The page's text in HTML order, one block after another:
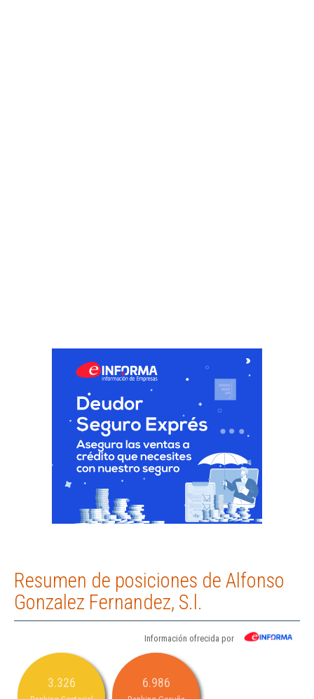
Resumen de posiciones de Alfonso
Gonzalez Fernandez, S.l.
Información ofrecida por
3.326 6.986